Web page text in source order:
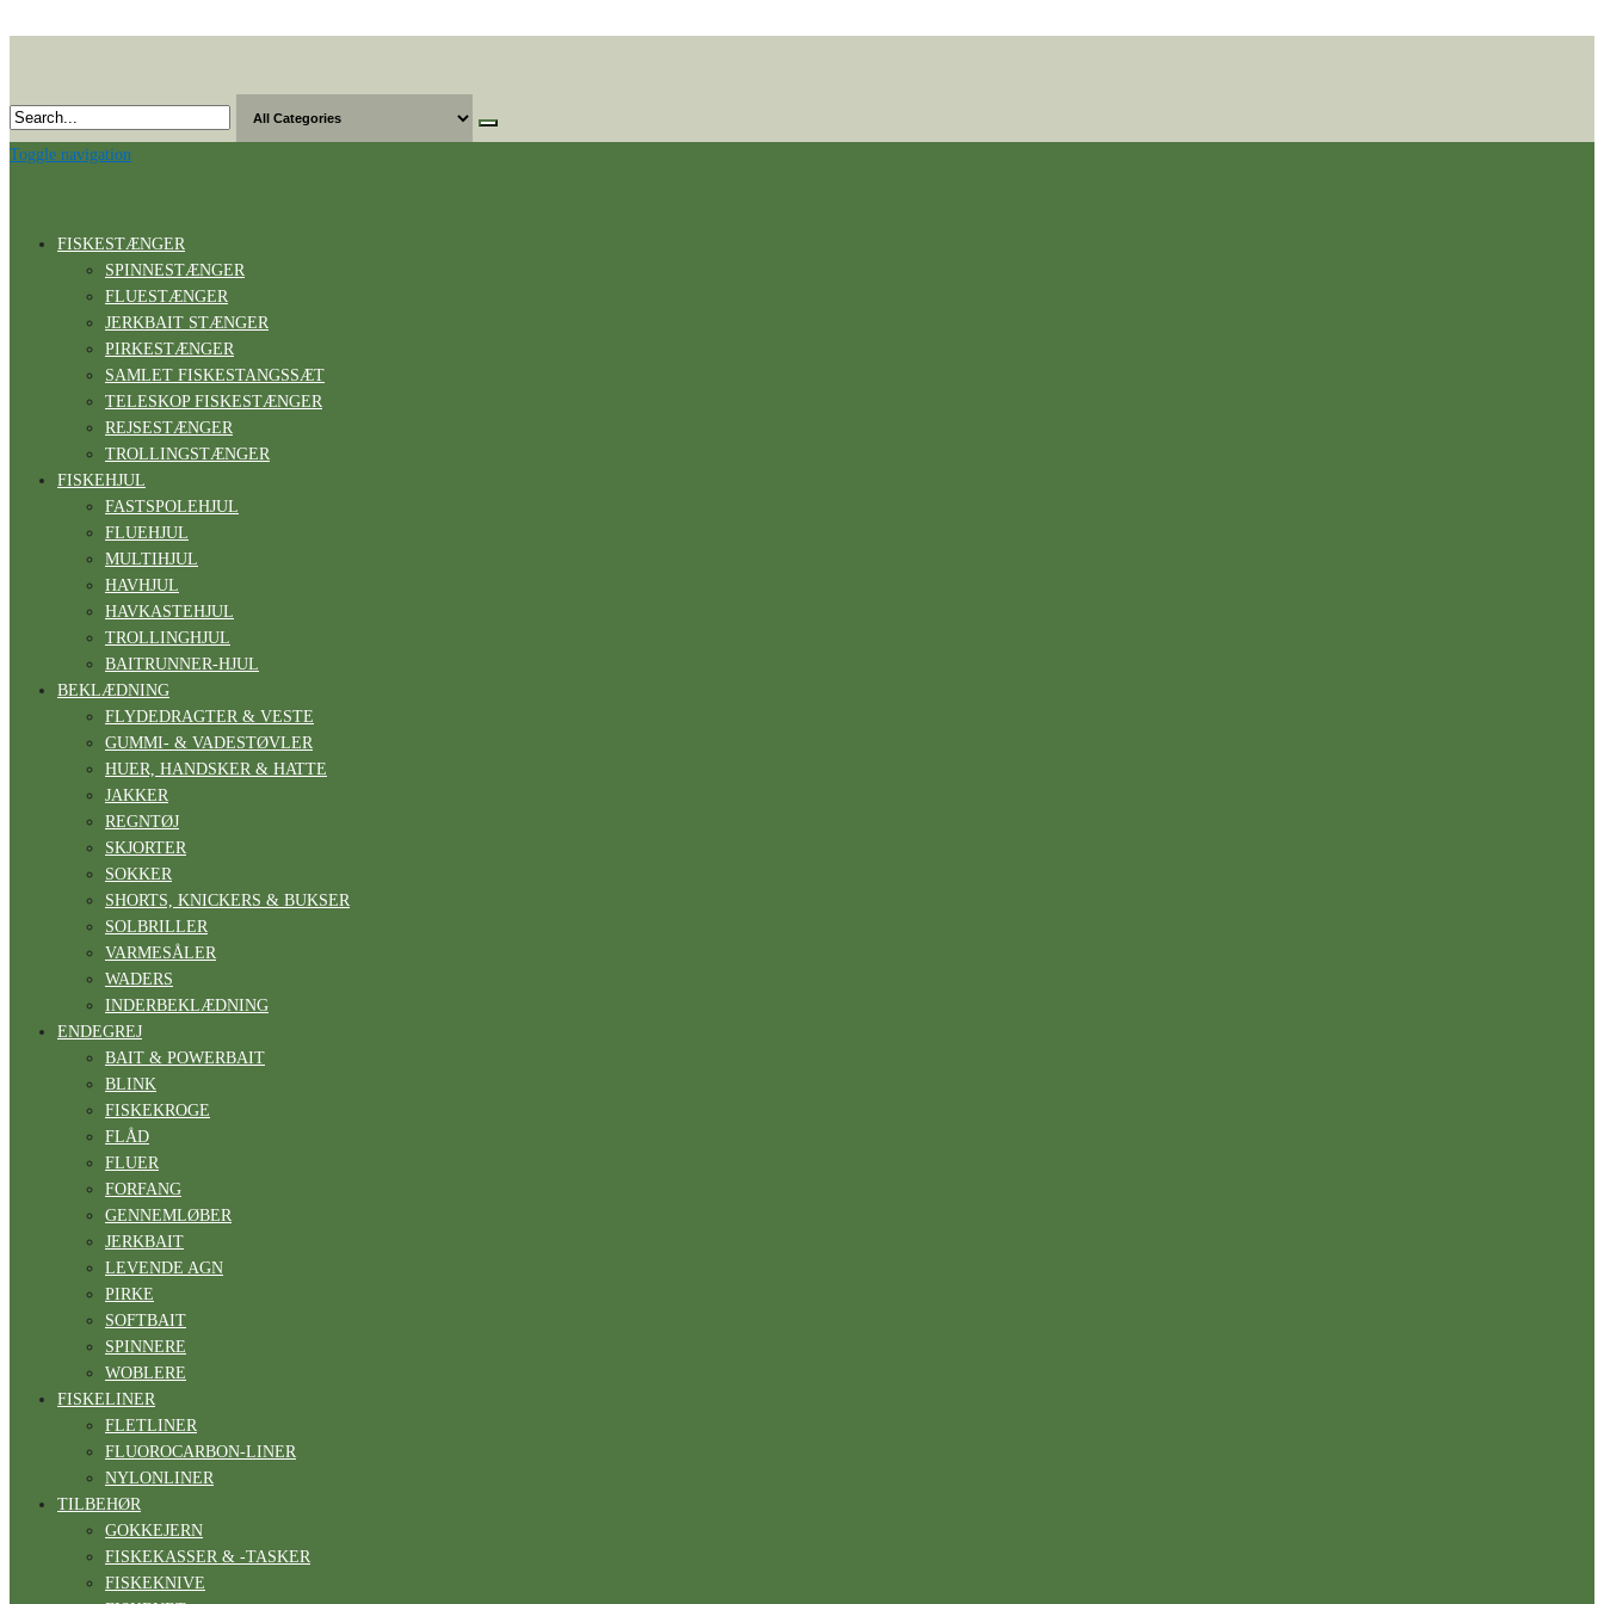
content
Toggle navigation
FISKESTÆNGER
SPINNESTÆNGER
FLUESTÆNGER
JERKBAIT STÆNGER
PIRKESTÆNGER
SAMLET FISKESTANGSSÆT
TELESKOP FISKESTÆNGER
REJSESTÆNGER
TROLLINGSTÆNGER
FISKEHJUL
FASTSPOLEHJUL
FLUEHJUL
MULTIHJUL
HAVHJUL
HAVKASTEHJUL
TROLLINGHJUL
BAITRUNNER-HJUL
BEKLÆDNING
FLYDEDRAGTER & VESTE
GUMMI- & VADESTØVLER
HUER, HANDSKER & HATTE
JAKKER
REGNTØJ
SKJORTER
SOKKER
SHORTS, KNICKERS & BUKSER
SOLBRILLER
VARMESÅLER
WADERS
INDERBEKLÆDNING
ENDEGREJ
BAIT & POWERBAIT
BLINK
FISKEKROGE
FLÅD
FLUER
FORFANG
GENNEMLØBER
JERKBAIT
LEVENDE AGN
PIRKE
SOFTBAIT
SPINNERE
WOBLERE
FISKELINER
FLETLINER
FLUOROCARBON-LINER
NYLONLINER
TILBEHØR
GOKKEJERN
FISKEKASSER & -TASKER
FISKEKNIVE